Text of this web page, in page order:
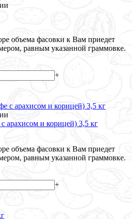
объема фасовки к Вам приедет
равным указанной граммовке.
+
арахисом и корицей) 3,5 кг
объема фасовки к Вам приедет
равным указанной граммовке.
+